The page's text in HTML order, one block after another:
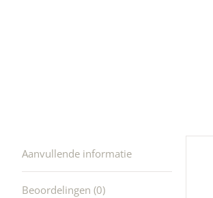
Aanvullende informatie
Beoordelingen (0)